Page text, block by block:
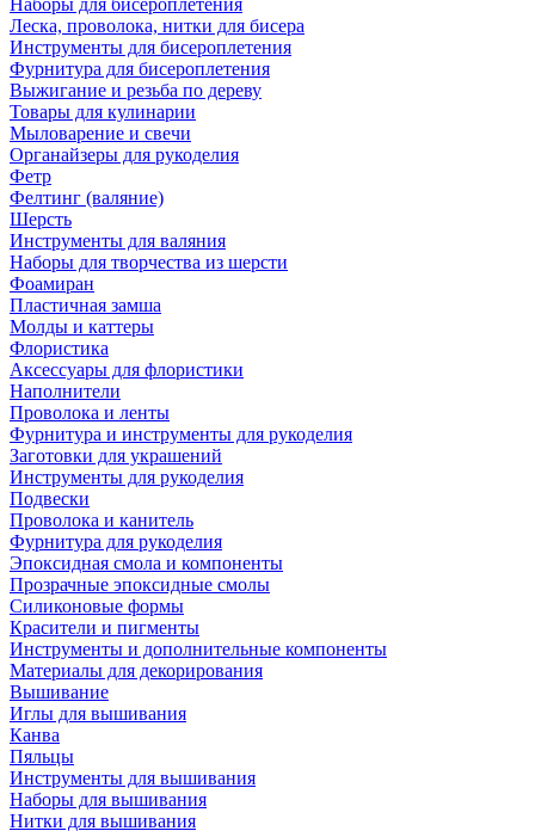
Наборы для бисероплетения
Леска, проволока, нитки для бисера
Инструменты для бисероплетения
Фурнитура для бисероплетения
Выжигание и резьба по дереву
Товары для кулинарии
Мыловарение и свечи
Органайзеры для рукоделия
Фетр
Фелтинг (валяние)
Шерсть
Инструменты для валяния
Наборы для творчества из шерсти
Фоамиран
Пластичная замша
Молды и каттеры
Флористика
Аксессуары для флористики
Наполнители
Проволока и ленты
Фурнитура и инструменты для рукоделия
Заготовки для украшений
Инструменты для рукоделия
Подвески
Проволока и канитель
Фурнитура для рукоделия
Эпоксидная смола и компоненты
Прозрачные эпоксидные смолы
Силиконовые формы
Красители и пигменты
Инструменты и дополнительные компоненты
Материалы для декорирования
Вышивание
Иглы для вышивания
Канва
Пяльцы
Инструменты для вышивания
Наборы для вышивания
Нитки для вышивания